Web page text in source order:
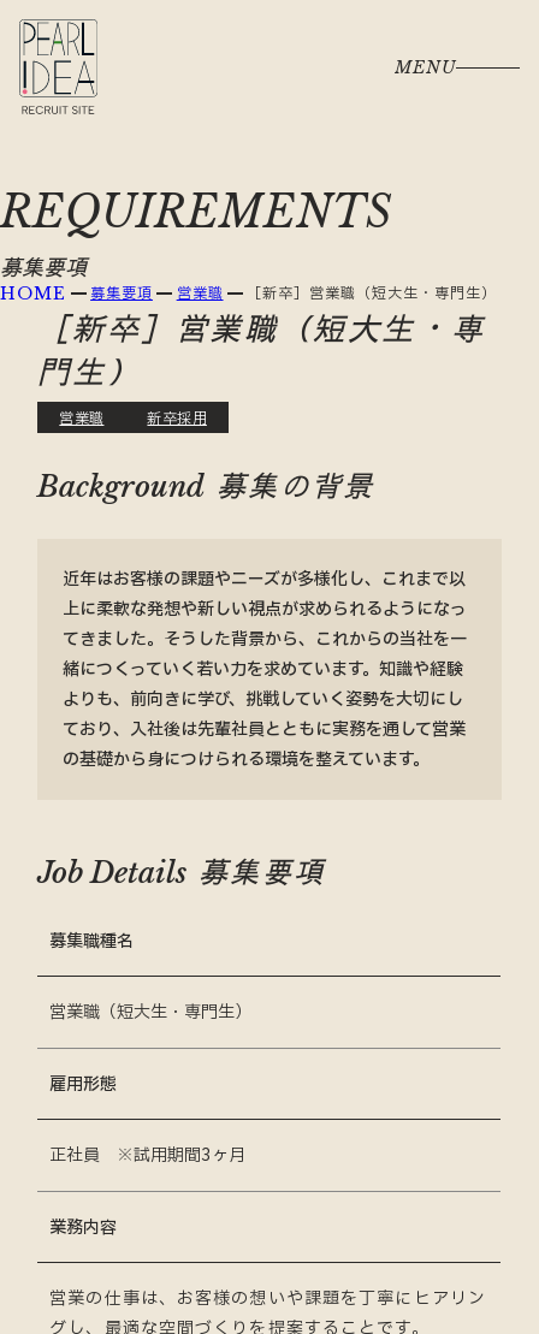
MENU
REQUIREMENTS
募集要項
HOME 募集要項 営業職 ［新卒］営業職（短大生・専門生）
［新卒］営業職（短大生・専
門生）
営業職 新卒採用
Background 募集の背景
近年はお客様の課題やニーズが多様化し、これまで以
上に柔軟な発想や新しい視点が求められるようになっ
てきました。そうした背景から、これからの当社を一
緒につくっていく若い力を求めています。知識や経験
よりも、前向きに学び、挑戦していく姿勢を大切にし
ており、入社後は先輩社員とともに実務を通して営業
の基礎から身につけられる環境を整えています。
Job Details 募集要項
募集職種名
営業職（短大生・専門生）
雇用形態
正社員 ※試用期間3ヶ月
業務内容
営業の仕事は、お客様の想いや課題を丁寧にヒアリン
グし、最適な空間づくりを提案することです。